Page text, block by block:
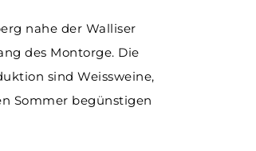
nahe der Walliser
des Montorge. Die
sind Weissweine,
Sommer begünstigen